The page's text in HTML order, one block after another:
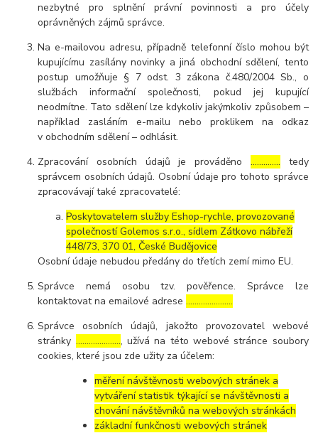
nezbytné pro splnění právní povinnosti a pro účely
oprávněných zájmů správce.
Na e-mailovou adresu, případně telefonní číslo mohou být
kupujícímu zasílány novinky a jiná obchodní sdělení, tento
postup umožňuje § 7 odst. 3 zákona č.480/2004 Sb., o
službách informační společnosti, pokud jej kupující
neodmítne. Tato sdělení lze kdykoliv jakýmkoliv způsobem –
například zasláním e-mailu nebo proklikem na odkaz
v obchodním sdělení – odhlásit.
Zpracování osobních údajů je prováděno………….. tedy
správcem osobních údajů. Osobní údaje pro tohoto správce
zpracovávají také zpracovatelé:
Poskytovatelem služby Eshop-rychle, provozované
společností Golemos s.r.o., sídlem Zátkovo nábřeží
448/73, 370 01, České Budějovice
Osobní údaje nebudou předány do třetích zemí mimo EU.
Správce nemá osobu tzv. pověřence. Správce lze
kontaktovat na emailové adrese………………….
Správce osobních údajů, jakožto provozovatel webové
stránky …………………, užívá na této webové stránce soubory
cookies, které jsou zde užity za účelem:
měření návštěvnosti webových stránek a
vytváření statistik týkající se návštěvnosti a
chování návštěvníků na webových stránkách
základní funkčnosti webových stránek